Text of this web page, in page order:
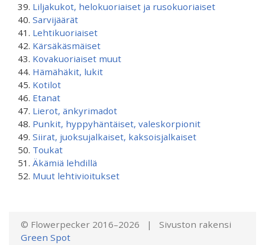
Liljakukot, helokuoriaiset ja rusokuoriaiset
Sarvijäärät
Lehtikuoriaiset
Kärsäkäsmäiset
Kovakuoriaiset muut
Hämähäkit, lukit
Kotilot
Etanat
Lierot, änkyrimadot
Punkit, hyppyhäntäiset, valeskorpionit
Siirat, juoksujalkaiset, kaksoisjalkaiset
Toukat
Äkämiä lehdillä
Muut lehtivioitukset
© Flowerpecker 2016–2026 | Sivuston rakensi
Green Spot